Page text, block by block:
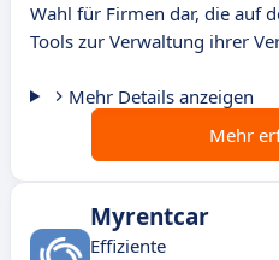
Wahl für Firmen dar, die auf
Tools zur Verwaltung ihrer
Mehr Details anzeigen
Mehr
Myrentcar
Effiziente